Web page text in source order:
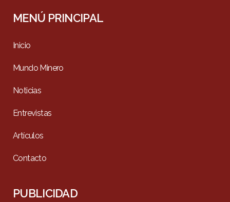
MENÚ PRINCIPAL
Inicio
Mundo Minero
Noticias
Entrevistas
Artículos
Contacto
PUBLICIDAD